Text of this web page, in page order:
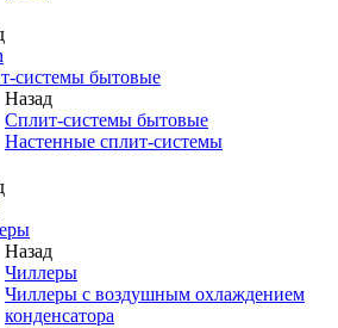
системы бытовые
Назад
Сплит-системы бытовые
Настенные сплит-системы
Назад
Чиллеры
Чиллеры с воздушным охлаждением
конденсатора